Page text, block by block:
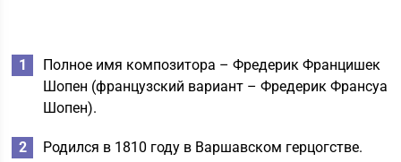
Полное имя композитора – Фредерик Францишек
Шопен (французский вариант – Фредерик Франсуа
Шопен).
Родился в 1810 году в Варшавском герцогстве.